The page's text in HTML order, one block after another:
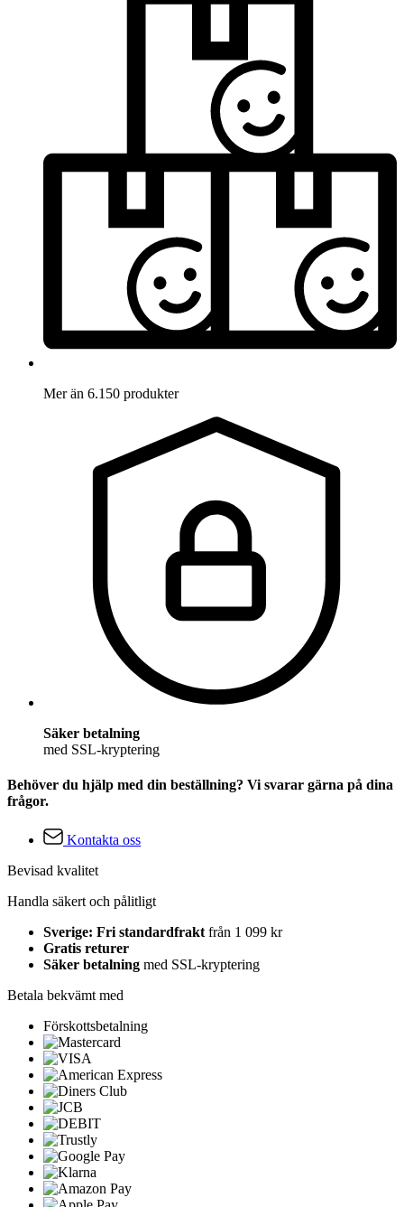
Mer än 6.150 produkter
Säker betalning
med SSL-kryptering
Behöver du hjälp med din beställning? Vi svarar gärna på dina
frågor.
Kontakta oss
Bevisad kvalitet
Handla säkert och pålitligt
Sverige: Fri standardfrakt från 1 099 kr
Gratis returer
Säker betalning med SSL-kryptering
Betala bekvämt med
Förskottsbetalning